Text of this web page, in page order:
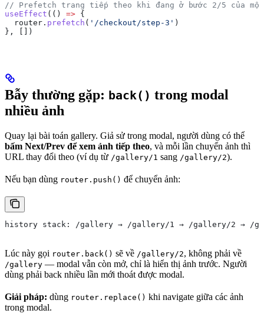
// Prefetch trang tiếp theo khi đang ở bước 2/5 của
useEffect (() => {
  router
. prefetch ( '/checkout/step-3' )
}, [])
Bẫy thường gặp: back() trong modal
nhiều ảnh
Quay lại bài toán gallery. Giả sử trong modal, người dùng có thể
bấm Next/Prev để xem ảnh tiếp theo, và mỗi lần chuyển ảnh thì
URL thay đổi theo (ví dụ từ /gallery/1 sang /gallery/2).
Nếu bạn dùng router.push() để chuyển ảnh:
history stack: /gallery → /gallery/1 → /gallery/2 → /
Lúc này gọi router.back() sẽ về /gallery/2, không phải về
/gallery — modal vẫn còn mở, chỉ là hiển thị ảnh trước. Người
dùng phải back nhiều lần mới thoát được modal.
Giải pháp: dùng router.replace() khi navigate giữa các ảnh
trong modal.